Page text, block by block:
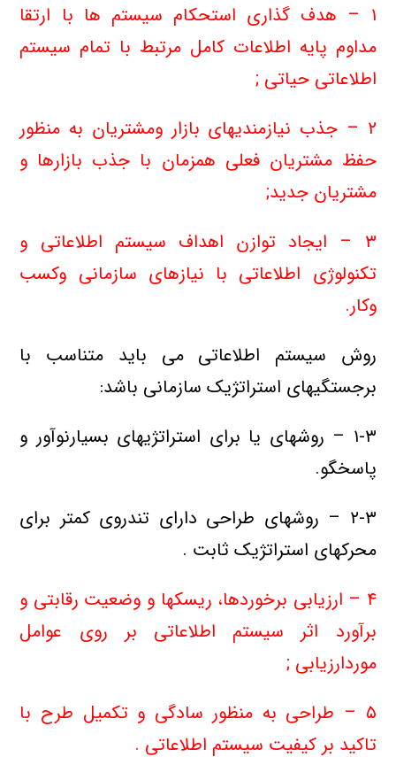
۱ – هدف گذاری استحکام سیستم ها با ارتقا
مداوم پایه اطلاعات کامل مرتبط با تمام سیستم
اطلاعاتی حیاتی ;
۲ – جذب نیازمندیهای بازار ومشتریان به منظور
حفظ مشتریان فعلی همزمان با جذب بازارها و
مشتریان جدید;
۳ – ایجاد توازن اهداف سیستم اطلاعاتی و
تکنولوژی اطلاعاتی با نیازهای سازمانی وکسب
وکار.
روش سیستم اطلاعاتی می باید متناسب با
برجستگیهای استراتژیک سازمانی باشد:
۱-۳ – روشهای یا برای استراتژیهای بسیارنوآور و
پاسخگو.
۲-۳ – روشهای طراحی دارای تندروی کمتر برای
محرکهای استراتژیک ثابت .
۴ – ارزیابی برخوردها، ریسکها و وضعیت رقابتی و
برآورد اثر سیستم اطلاعاتی بر روی عوامل
موردارزیابی ;
۵ – طراحی به منظور سادگی و تکمیل طرح با
تاکید بر کیفیت سیستم اطلاعاتی .